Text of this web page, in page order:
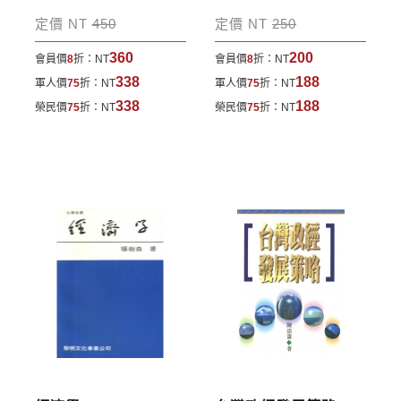
包裹運送，一律免運費；899元以下須自付80元運
費。外文書籍將由專人估價
，訂購後48小時內回覆運
付款完成後，本公司將於七日內以郵寄方式寄送到您
所指定的地點。
定價 NT450
會員價8折： NT360
軍人價75折： NT338
榮民價75折： NT338
定價 NT250
會員價8折： NT200
軍人價75折： NT188
榮民價75折： NT188